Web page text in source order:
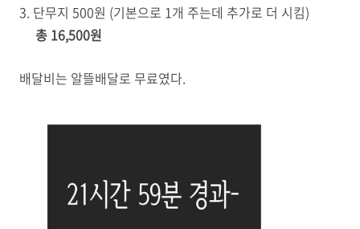
3. 단무지 500원 (기본으로 1개 주는데 추가로 더 시킴)
총 16,500원
배달비는 알뜰배달로 무료였다.